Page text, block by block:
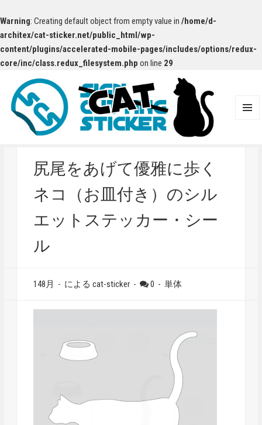
Warning: Creating default object from empty value in /home/d-
architex/cat-sticker.net/public_html/wp-
content/plugins/accelerated-mobile-pages/includes/options/redux-
core/inc/class.redux_filesystem.php on line 29
尻尾をあげて優雅に歩く
ネコ（お皿付き）のシル
エットステッカー・シー
ル
148月 - による cat-sticker - 0 - 単体